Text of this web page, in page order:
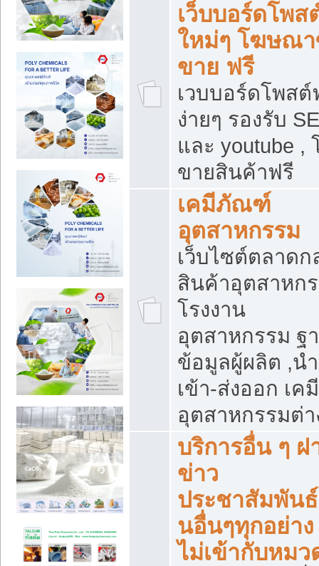
เว็บบอร์ดโพส
ใหม่ๆ โฆษณ
ขาย ฟรี
เวบบอร์ดโพสต์
ง่ายๆ รองรับ
และ youtube ,
ขายสินค้าฟรี
เคมีภัณฑ์
อุตสาหกรรม
เว็บไซต์ตลาดก
สินค้าอุตสาหก
โรงงาน
อุตสาหกรรม ฐ
ข้อมูลผู้ผลิต ,นำ
เข้า-ส่งออก เคมี
อุตสาหกรรมต่า
บริการอื่น ๆ ฝ
ข่าว
ประชาสัมพัน
นอื่นๆทุกอย่า
ไม่เข้ากับหมว